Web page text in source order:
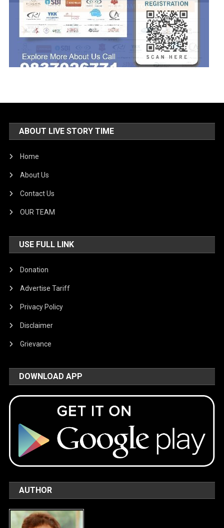
ABOUT LIVE STORY TIME
Home
About Us
Contact Us
OUR TEAM
USE FULL LINK
Donation
Advertise Tariff
Privacy Policy
Disclaimer
Grievance
DOWNLOAD APP
AUTHOR